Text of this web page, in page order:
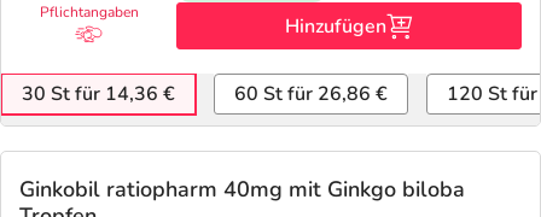
Pflichtangaben
Hinzufügen
30 St für 14,36 € 60 St für 26,86 € 120 St
Ginkobil ratiopharm 40mg mit Ginkgo biloba